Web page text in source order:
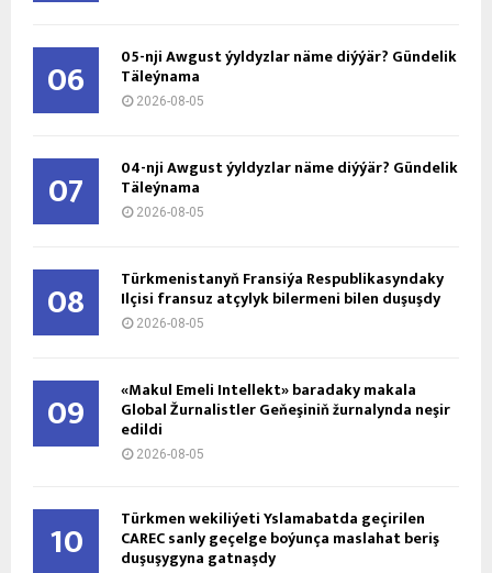
06 05-nji Awgust ýyldyzlar näme diýýär? Gündelik
Täleýnama
2026-08-05
07 04-nji Awgust ýyldyzlar näme diýýär? Gündelik
Täleýnama
2026-08-05
08 Türkmenistanyň Fransiýa Respublikasyndaky
Ilçisi fransuz atçylyk bilermeni bilen duşuşdy
2026-08-05
09 «Makul Emeli Intellekt» baradaky makala
Global Žurnalistler Geňeşiniň žurnalynda neşir
edildi
2026-08-05
10 Türkmen wekiliýeti Yslamabatda geçirilen
CAREC sanly geçelge boýunça maslahat beriş
duşuşygyna gatnaşdy